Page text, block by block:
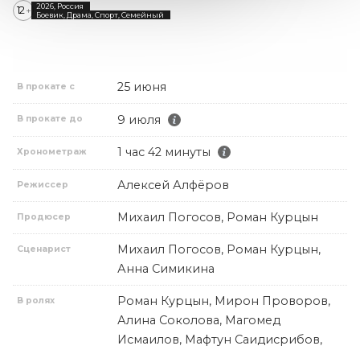
12 +
2026, Россия
Боевик, Драма, Спорт, Семейный
В прокате с 25 июня
В прокате до 9 июля
Хронометраж 1 час 42 минуты
Режиссер Алексей Алфёров
Продюсер Михаил Погосов, Роман Курцын
Сценарист
Михаил Погосов, Роман Курцын,
Анна Симикина
В ролях
Роман Курцын, Мирон Проворов,
Алина Соколова, Магомед
Исмаилов, Мафтун Саидисрибов,